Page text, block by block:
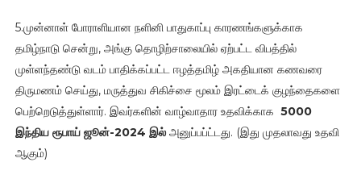
5.முன்னாள் போராளியான நளினி பாதுகாப்பு காரணங்களுக்காக
தமிழ்நாடு சென்று, அங்கு தொழிற்சாலையில் ஏற்பட்ட விபத்தில்
முள்ளந்தண்டு வடம் பாதிக்கப்பட்ட ஈழத்தமிழ் அகதியான கணவரை
திருமணம் செய்து, மருத்துவ சிகிச்சை மூலம் இரட்டைக் குழந்தைகளை
பெற்றெடுத்துள்ளார். இவர்களின் வாழ்வாதார உதவிக்காக 5000
இந்திய ரூபாய் ஜூன்-2024 இல் அனுப்பப்ட்டது. (இது முதலாவது உதவி
ஆகும்)